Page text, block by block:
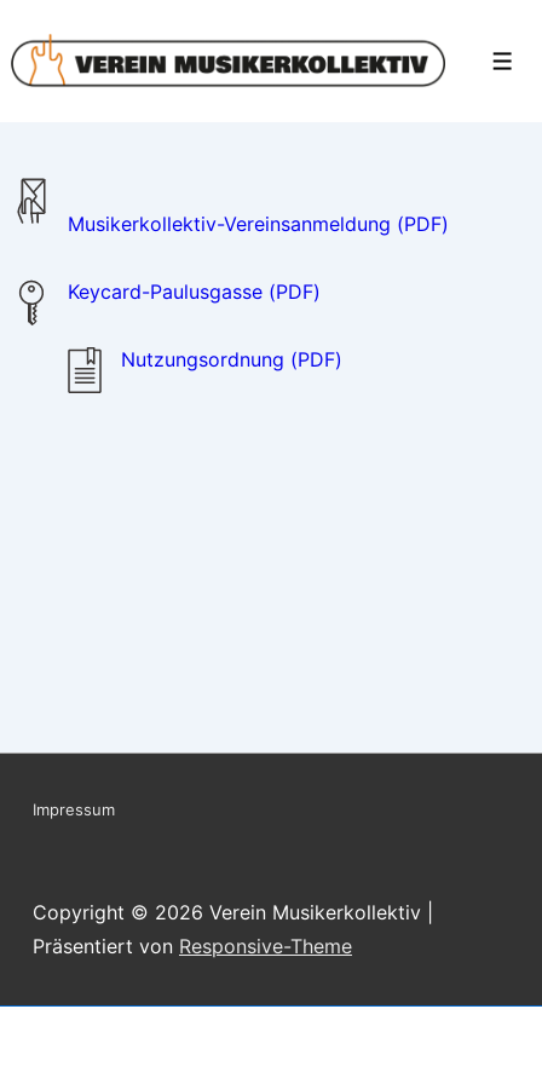
Zum
Inhalt
Musikerkollektiv-Vereinsanmeldung (PDF)
Keycard-Paulusgasse (PDF)
Nutzungsordnung (PDF)
Footer-
Impressum
Copyright © 2026 Verein Musikerkollektiv
Präsentiert von Responsive-Theme